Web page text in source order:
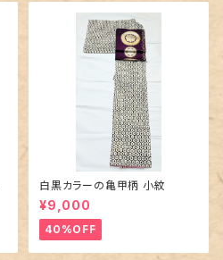
白黒カラーの亀甲柄 小紋
¥9,000
40%OFF